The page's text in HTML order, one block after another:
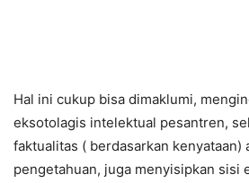
Hal ini cukup bisa dimaklumi,
eksotolagis intelektual pesantren,
faktualitas ( berdasarkan kenyataan)
pengetahuan, juga menyisipkan sisi